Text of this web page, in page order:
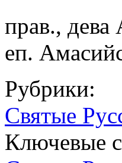
прав.,
еп.
Рубрики:
Святые
Ключевые